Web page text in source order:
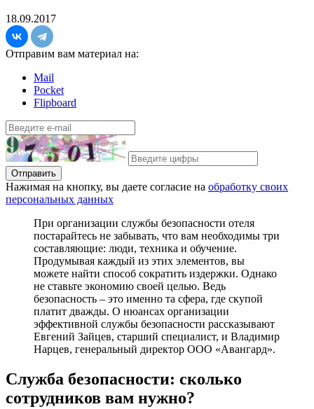
18.09.2017
Отправим вам материал на:
Mail
Pocket
Flipboard
Отправить
Нажимая на кнопку, вы даете согласие на обработку своих
персональных данных
При организации службы безопасности отеля
постарайтесь не забывать, что вам необходимы три
составляющие: люди, техника и обучение.
Продумывая каждый из этих элементов, вы
можете найти способ сократить издержки. Однако
не ставьте экономию своей целью. Ведь
безопасность – это именно та сфера, где скупой
платит дважды. О нюансах организации
эффективной службы безопасности рассказывают
Евгений Зайцев, старший специалист, и Владимир
Нарцев, генеральный директор ООО «Авангард».
Служба безопасности: сколько
сотрудников вам нужно?